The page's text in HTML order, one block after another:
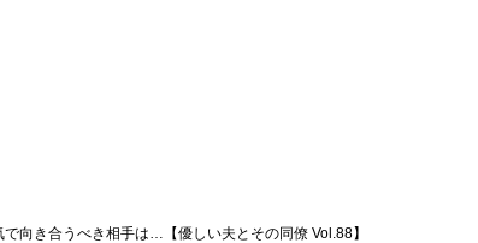
向き合うべき相手は…【優しい夫とその同僚 Vol.88】